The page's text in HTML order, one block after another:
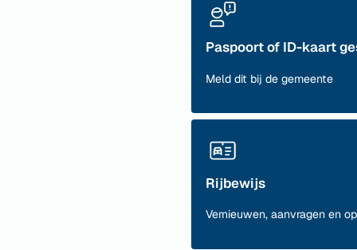
Paspoort of ID-kaart
Meld dit bij de gemeente
Rijbewijs
Vernieuwen, aanvragen en